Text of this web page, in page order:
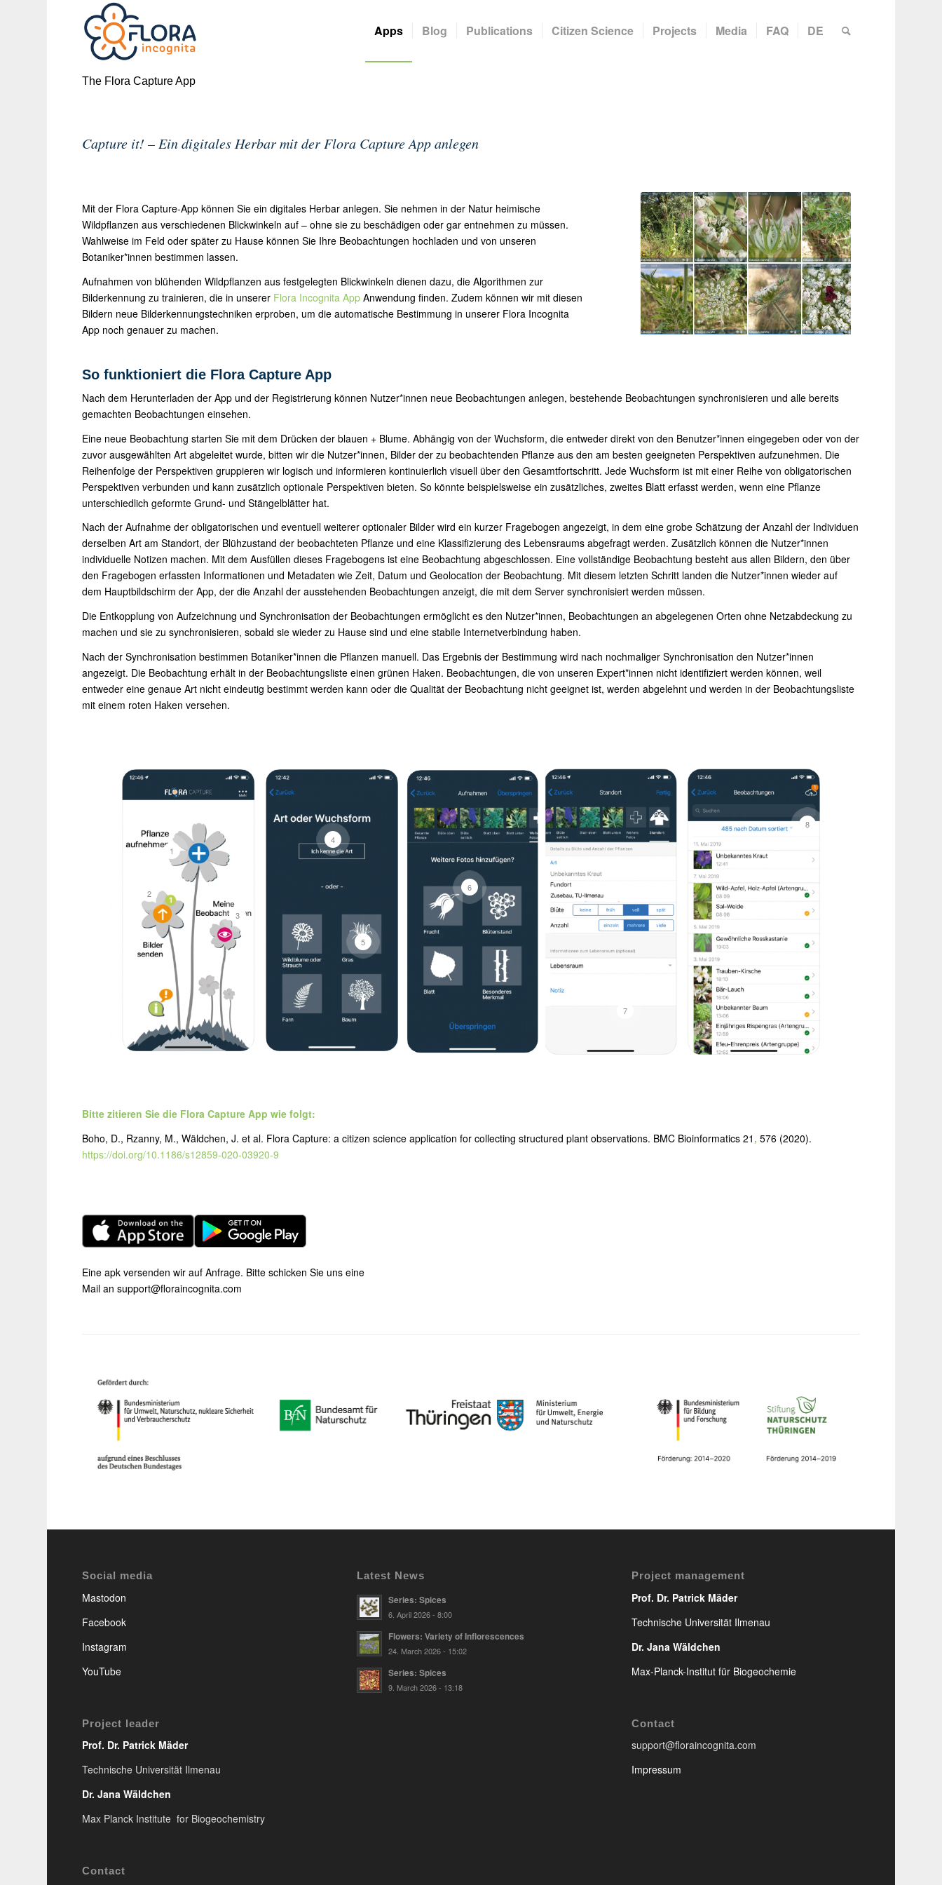
Apps Blog Publications Citizen Science Projects Media FAQ DE
The Flora Capture App
Capture it! – Ein digitales Herbar mit der Flora Capture App anlegen
Mit der Flora Capture-App können Sie ein digitales Herbar anlegen. Sie nehmen in der Natur heimische
Wildpflanzen aus verschiedenen Blickwinkeln auf – ohne sie zu beschädigen oder gar entnehmen zu müssen.
Wahlweise im Feld oder später zu Hause können Sie Ihre Beobachtungen hochladen und von unseren
Botaniker*innen bestimmen lassen.
Aufnahmen von blühenden Wildpflanzen aus festgelegten Blickwinkeln dienen dazu, die Algorithmen zur
Bilderkennung zu trainieren, die in unserer Flora Incognita App Anwendung finden. Zudem können wir mit diesen
Bildern neue Bilderkennungstechniken erproben, um die automatische Bestimmung in unserer Flora Incognita
App noch genauer zu machen.
So funktioniert die Flora Capture App
Nach dem Herunterladen der App und der Registrierung können Nutzer*innen neue Beobachtungen anlegen, bestehende Beobachtungen synchronisieren und alle bereits
gemachten Beobachtungen einsehen.
Eine neue Beobachtung starten Sie mit dem Drücken der blauen + Blume. Abhängig von der Wuchsform, die entweder direkt von den Benutzer*innen eingegeben oder von der
zuvor ausgewählten Art abgeleitet wurde, bitten wir die Nutzer*innen, Bilder der zu beobachtenden Pflanze aus den am besten geeigneten Perspektiven aufzunehmen. Die
Reihenfolge der Perspektiven gruppieren wir logisch und informieren kontinuierlich visuell über den Gesamtfortschritt. Jede Wuchsform ist mit einer Reihe von obligatorischen
Perspektiven verbunden und kann zusätzlich optionale Perspektiven bieten. So könnte beispielsweise ein zusätzliches, zweites Blatt erfasst werden, wenn eine Pflanze
unterschiedlich geformte Grund- und Stängelblätter hat.
Nach der Aufnahme der obligatorischen und eventuell weiterer optionaler Bilder wird ein kurzer Fragebogen angezeigt, in dem eine grobe Schätzung der Anzahl der Individuen
derselben Art am Standort, der Blühzustand der beobachteten Pflanze und eine Klassifizierung des Lebensraums abgefragt werden. Zusätzlich können die Nutzer*innen
individuelle Notizen machen. Mit dem Ausfüllen dieses Fragebogens ist eine Beobachtung abgeschlossen. Eine vollständige Beobachtung besteht aus allen Bildern, den über
den Fragebogen erfassten Informationen und Metadaten wie Zeit, Datum und Geolocation der Beobachtung. Mit diesem letzten Schritt landen die Nutzer*innen wieder auf
dem Hauptbildschirm der App, der die Anzahl der ausstehenden Beobachtungen anzeigt, die mit dem Server synchronisiert werden müssen.
Die Entkopplung von Aufzeichnung und Synchronisation der Beobachtungen ermöglicht es den Nutzer*innen, Beobachtungen an abgelegenen Orten ohne Netzabdeckung zu
machen und sie zu synchronisieren, sobald sie wieder zu Hause sind und eine stabile Internetverbindung haben.
Nach der Synchronisation bestimmen Botaniker*innen die Pflanzen manuell. Das Ergebnis der Bestimmung wird nach nochmaliger Synchronisation den Nutzer*innen
angezeigt. Die Beobachtung erhält in der Beobachtungsliste einen grünen Haken. Beobachtungen, die von unseren Expert*innen nicht identifiziert werden können, weil
entweder eine genaue Art nicht eindeutig bestimmt werden kann oder die Qualität der Beobachtung nicht geeignet ist, werden abgelehnt und werden in der Beobachtungsliste
mit einem roten Haken versehen.
1
2
3
4
5
6
7
8
Bitte zitieren Sie die Flora Capture App wie folgt:
Boho, D., Rzanny, M., Wäldchen, J.et al. Flora Capture: a citizen science application for collecting structured plant observations. BMC Bioinformatics 21 ,576 (2020).
https://doi.org/10.1186/s12859-020-03920-9
Eine apk versenden wir auf Anfrage. Bitte schicken Sie uns eine
Mail an support@floraincognita.com
Social media
Mastodon
Facebook
Instagram
YouTube
Project leader
Prof. Dr. Patrick Mäder
Technische Universität Ilmenau
Dr. Jana Wäldchen
Max Planck Institute for Biogeochemistry
Contact
Latest News
Series: Spices
6. April 2026 - 8:00
Flowers: Variety of Inflorescences
24. March 2026 - 15:02
Series: Spices
9. March 2026 - 13:18
Project management
Prof. Dr. Patrick Mäder
Technische Universität Ilmenau
Dr. Jana Wäldchen
Max-Planck-Institut für Biogeochemie
Contact
support@floraincognita.com
Impressum